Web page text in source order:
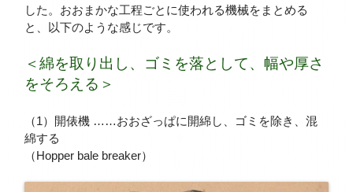
した。おおまかな工程ごとに使われる機械をまとめる
と、以下のような感じです。
＜綿を取り出し、ゴミを落として、幅や厚さ
をそろえる＞
（1）開俵機 ……おおざっぱに開綿し、ゴミを除き、混
綿する
（Hopper bale breaker）